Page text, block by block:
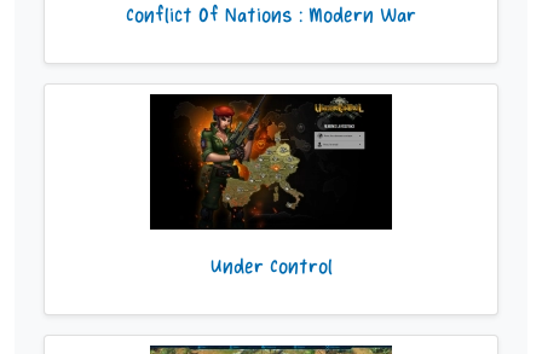
Conflict Of Nations : Modern War
Under Control